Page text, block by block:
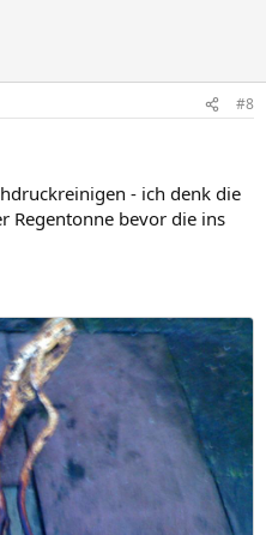
#8
- ich denk die
Regentonne bevor die ins